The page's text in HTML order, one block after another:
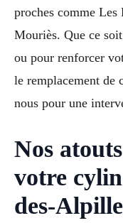
proches comme Les
Mouriès. Que ce
ou pour renforcer
le remplacement de
nous pour une
Nos
votre
des-